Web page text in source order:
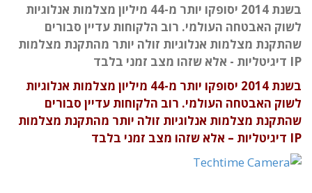
בשנת 2014 יסופקו יותר מ-44 מיליון מצלמות אנלוגיות
לשוק האבטחה העולמי. רוב הלקוחות עדיין סבורים
שהתקנת מצלמות אנלוגיות זולה יותר מהתקנת מצלמות
IP דיגיטליות - אלא שזהו מצב זמני בלבד
בשנת 2014 יסופקו יותר מ-44 מיליון מצלמות אנלוגיות
לשוק האבטחה העולמי. רוב הלקוחות עדיין סבורים
שהתקנת מצלמות אנלוגיות זולה יותר מהתקנת מצלמות
IP דיגיטליות – אלא שזהו מצב זמני בלבד